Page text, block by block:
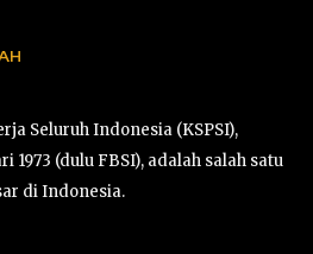
Seluruh Indonesia (KSPSI),
1973 (dulu FBSI), adalah salah satu
di Indonesia.